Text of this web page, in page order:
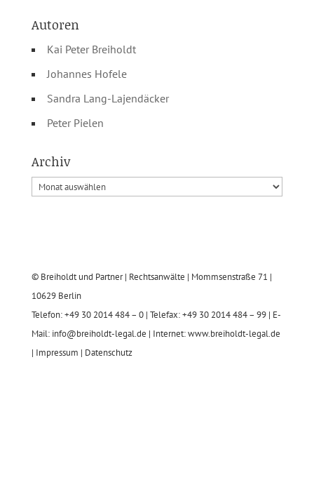
Autoren
Kai Peter Breiholdt
Johannes Hofele
Sandra Lang-Lajendäcker
Peter Pielen
Archiv
© Breiholdt und Partner | Rechtsanwälte | Mommsenstraße 71 |
10629 Berlin
Telefon: +49 30 2014 484 – 0 | Telefax: +49 30 2014 484 – 99 | E-
Mail: info@breiholdt-legal.de | Internet: www.breiholdt-legal.de
| Impressum | Datenschutz